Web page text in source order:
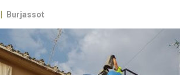
Burjassot